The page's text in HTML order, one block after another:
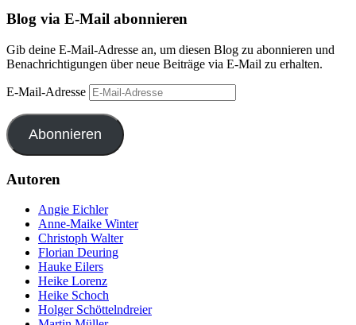
Blog via E-Mail abonnieren
Gib deine E-Mail-Adresse an, um diesen Blog zu abonnieren und
Benachrichtigungen über neue Beiträge via E-Mail zu erhalten.
E-Mail-Adresse
Abonnieren
Autoren
Angie Eichler
Anne-Maike Winter
Christoph Walter
Florian Deuring
Hauke Eilers
Heike Lorenz
Heike Schoch
Holger Schöttelndreier